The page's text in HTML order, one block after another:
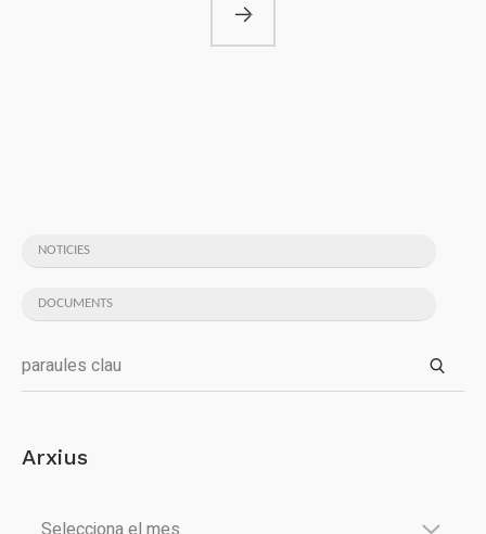
NOTICIES
DOCUMENTS
Arxius